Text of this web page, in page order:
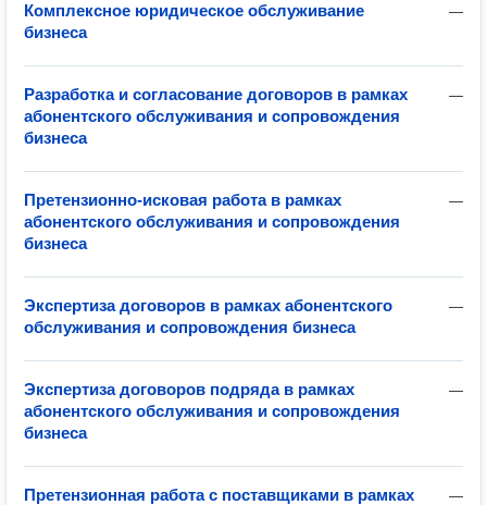
—
Комплексное юридическое обслуживание
бизнеса
—
Разработка и согласование договоров в рамках
абонентского обслуживания и сопровождения
бизнеса
—
Претензионно-исковая работа в рамках
абонентского обслуживания и сопровождения
бизнеса
—
Экспертиза договоров в рамках абонентского
обслуживания и сопровождения бизнеса
—
Экспертиза договоров подряда в рамках
абонентского обслуживания и сопровождения
бизнеса
—
Претензионная работа с поставщиками в рамках